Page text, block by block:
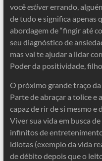
vocêestivererrando,
de tudo e significa apenas
abordagem de “fingir até
seu diagnóstico de
mas vai te ajudar a lidar
Poder da positividade,
O próximo grande traço
Parte de abraçar a tolice e
capaz de rir de si mesmo e
Viver sua vida em busca
infinitos de
idiotas (exemplo da vida
de débito depois que o